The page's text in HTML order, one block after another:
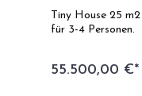
Modelle Eco
Tiny House 25 m2
für 3-4 Personen.
55.500,00 €*